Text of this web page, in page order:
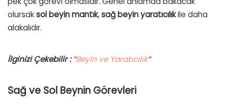
olursaksol beyin mantık,sağ beyin yaratıcılıkile daha
alakalıdır.
İlginizi Çekebilir :“Beyin ve Yaratıcılık“
Sağ ve Sol Beynin Görevleri